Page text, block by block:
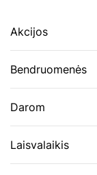
Akcijos
Bendruomenės
Darom
Laisvalaikis